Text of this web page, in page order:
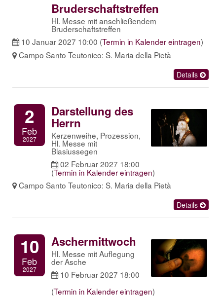
Bruderschaftstreffen
Hl. Messe mit anschließendem
Bruderschaftstreffen
10 Januar 2027 10:00 (Termin in Kalender eintragen)
Campo Santo Teutonico: S. Maria della Pietà
Details
2
Feb
2027
Darstellung des
Herrn
Kerzenweihe, Prozession,
Hl. Messe mit
Blasiussegen
02 Februar 2027 18:00
(Termin in Kalender eintragen)
Campo Santo Teutonico: S. Maria della Pietà
Details
10
Feb
2027
Aschermittwoch
Hl. Messe mit Auflegung
der Asche
10 Februar 2027 18:00
(Termin in Kalender eintragen)